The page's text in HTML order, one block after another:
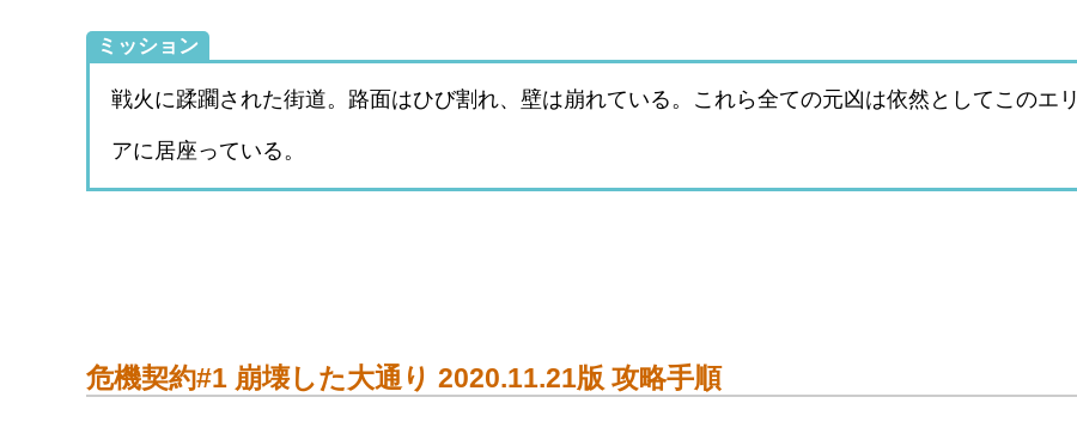
ミッション
戦火に蹂躙された街道。路面はひび割れ、壁は崩れている。これら全ての元凶は依然としてこのエリ
アに居座っている。
危機契約#1 崩壊した大通り 2020.11.21版 攻略手順